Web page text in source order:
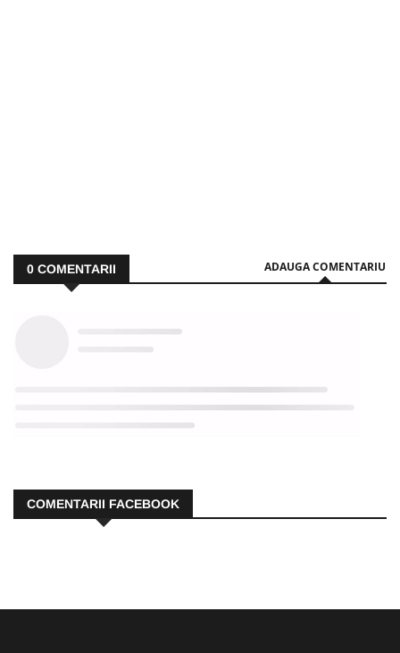
0 COMENTARII ADAUGA COMENTARIU
COMENTARII FACEBOOK